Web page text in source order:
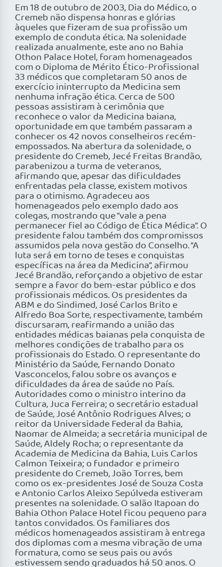
Em 18 de outubro de 2003, Dia do Médico, o
Cremeb não dispensa honras e glórias
àqueles que fizeram de sua profissão um
exemplo de conduta ética. Na solenidade
realizada anualmente, este ano no Bahia
Othon Palace Hotel, foram homenageados
com o Diploma de Mérito Ético-Profissional
33 médicos que completaram 50 anos de
exercício ininterrupto da Medicina sem
nenhuma infração ética. Cerca de 500
pessoas assistiram à cerimônia que
reconhece o valor da Medicina baiana,
oportunidade em que também passaram a
conhecer os 42 novos conselheiros recém-
empossados. Na abertura da solenidade, o
presidente do Cremeb, Jecé Freitas Brandão,
parabenizou a turma de veteranos,
afirmando que, apesar das dificuldades
enfrentadas pela classe, existem motivos
para o otimismo. Agradeceu aos
homenageados pelo exemplo dado aos
colegas, mostrando que “vale a pena
permanecer fiel ao Código de Ética Médica”. O
presidente falou também dos compromissos
assumidos pela nova gestão do Conselho. “A
luta será em torno de teses e conquistas
específicas na área da Medicina”, afirmou
Jecé Brandão, reforçando a objetivo de estar
sempre a favor do bem-estar público e dos
profissionais médicos. Os presidentes da
ABM e do Sindimed, José Carlos Brito e
Alfredo Boa Sorte, respectivamente, também
discursaram, reafirmando a união das
entidades médicas baianas pela conquista de
melhores condições de trabalho para os
profissionais do Estado. O representante do
Ministério da Saúde, Fernando Donato
Vasconcelos, falou sobre os avanços e
dificuldades da área de saúde no País.
Autoridades como o ministro interino da
Cultura, Juca Ferreira; o secretário estadual
de Saúde, José Antônio Rodrigues Alves; o
reitor da Universidade Federal da Bahia,
Naomar de Almeida; a secretária municipal de
Saúde, Aldely Rocha; o representante da
Academia de Medicina da Bahia, Luis Carlos
Calmon Teixeira; o fundador e primeiro
presidente do Cremeb, João Torres, bem
como os ex-presidentes José de Souza Costa
e Antonio Carlos Aleixo Sepúlveda estiveram
presentes na solenidade. O salão Itapoan do
Bahia Othon Palace Hotel ficou pequeno para
tantos convidados. Os familiares dos
médicos homenageados assistiram à entrega
dos diplomas com a mesma vibração de uma
formatura, como se seus pais ou avós
estivessem sendo graduados há 50 anos. O